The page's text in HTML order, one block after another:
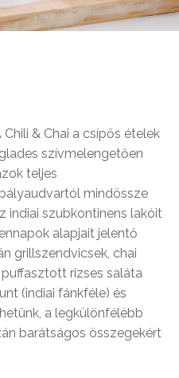
& Chai a csípős ételek
szívmelengetően
teljes
mindössze
indiai szubkontinens lakóit
alapjait jelentő
grillszendvicsek, chai
rizses saláta
(indiai fánkféle) és
a legkülönfélébb
barátságos összegekért